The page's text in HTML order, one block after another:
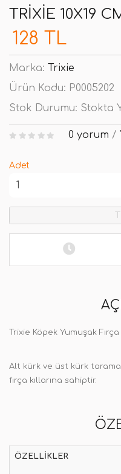
TRIXIE 10X19
128 TL
Marka: Trixie
Ürün Kodu: P0005202
Stok Durumu: Stokta
0 yorum /
Adet
Trixie Köpek Yumuşak Fırça
Alt kürk ve üst kürk
fırça kıllarına sahiptir.
ÖZELLIKLER